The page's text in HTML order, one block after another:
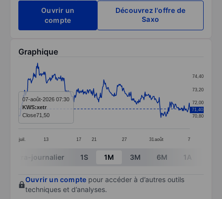
Ouvrir un
compte
Découvrez l'offre de
Saxo
Graphique
Line chart with 304 data points.
The chart has 1 X axis displaying categories.
The chart has 1 Y axis displaying values. Data
juil. 13 17 21 27 31 août 7
70,80
72,00
73,20
74,40
71,40
07-août-2026 07:30
KWS:xetr
Close71,50
End of interactive chart.
Intra-journalier 1S 1M 3M 6M 1A
Ouvrir un compte pour accéder à d’autres outils
techniques et d’analyses.